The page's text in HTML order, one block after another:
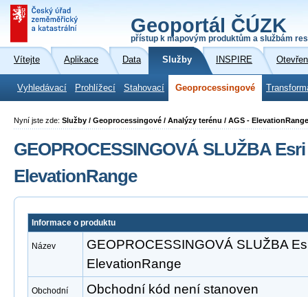
Geoportál ČÚZK
přístup k mapovým produktům a službám
Vítejte Aplikace Data Služby INSPIRE
Vyhledávací Prohlížecí Stahovací Geoprocessingové
Nyní jste zde: Služby / Geoprocessingové / Analýzy terénu / AGS - ElevationRange
GEOPROCESSINGOVÁ SLUŽBA
ElevationRange
Informace o produktu
Název
GEOPROCESSINGOVÁ SLUŽBA
ElevationRange
Obchodní
Obchodní kód není stanoven